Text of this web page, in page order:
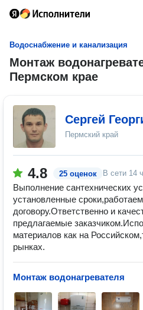
Водоснабжение и канализация
Монтаж
Пермском крае
Сергей
Пермский край
4.8 25 оценок В сети 14
Выполнение сантехнических
установленные
договору.Ответственно и
предлагаемые
материалов как на
рынках.
Монтаж водонагревателя